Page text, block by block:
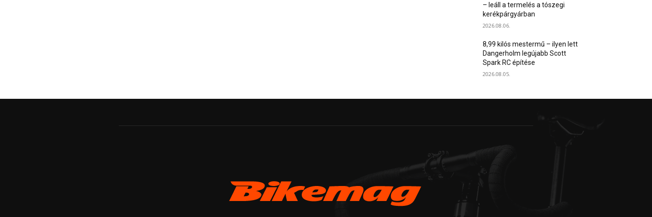
– leáll a termelés a tószegi
kerékpárgyárban
2026.08.06.
8,99 kilós mestermű – ilyen lett
Dangerholm legújabb Scott
Spark RC építése
2026.08.05.